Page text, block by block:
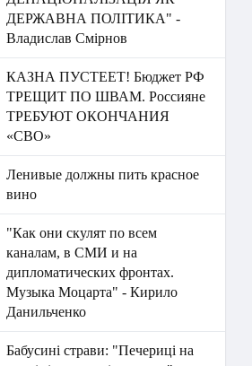
ДЕРЖАВНА ПОЛІТИКА" -
Владислав Смірнов
КАЗНА ПУСТЕЕТ! Бюджет РФ
ТРЕЩИТ ПО ШВАМ. Россияне
ТРЕБУЮТ ОКОНЧАНИЯ
«СВО»
Ленивые должны пить красное
вино
"Как они скулят по всем
каналам, в СМИ и на
дипломатических фронтах.
Музыка Моцарта" - Кирило
Данильченко
Бабусині страви: "Печериці на